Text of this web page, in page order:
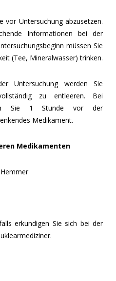
vor Untersuchung abzusetzen.
Informationen bei der
müssen Sie
(Tee, Mineralwasser) trinken.
Untersuchung werden Sie
zu entleeren. Bei
Sie 1 Stunde vor der
Medikament.
Medikamenten
erkundigen Sie sich bei der